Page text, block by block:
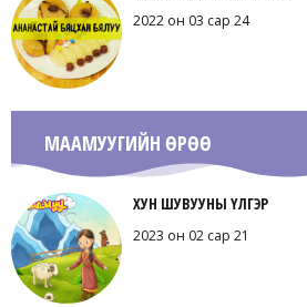
2022 он 03 сар 24
МААМУУГИЙН ӨРӨӨ
ХУН ШУВУУНЫ ҮЛГЭР
2023 он 02 сар 21